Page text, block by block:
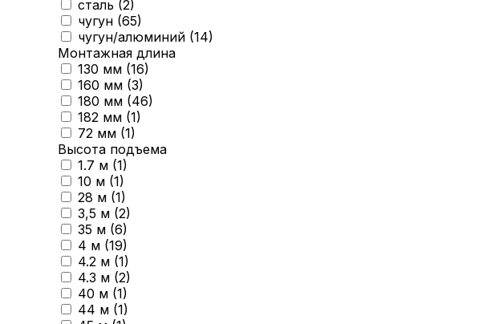
сталь (2)
чугун (65)
чугун/алюминий (14)
Монтажная длина
130 мм (16)
160 мм (3)
180 мм (46)
182 мм (1)
72 мм (1)
Высота подъема
1.7 м (1)
10 м (1)
28 м (1)
3,5 м (2)
35 м (6)
4 м (19)
4.2 м (1)
4.3 м (2)
40 м (1)
44 м (1)